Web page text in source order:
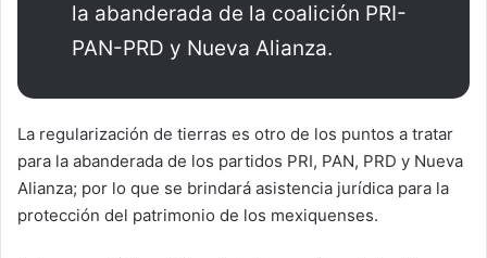
la abanderada de la coalición PRI-
PAN-PRD y Nueva Alianza.
La regularización de tierras es otro de los puntos a tratar
para la abanderada de los partidos PRI, PAN, PRD y Nueva
Alianza; por lo que se brindará asistencia jurídica para la
protección del patrimonio de los mexiquenses.